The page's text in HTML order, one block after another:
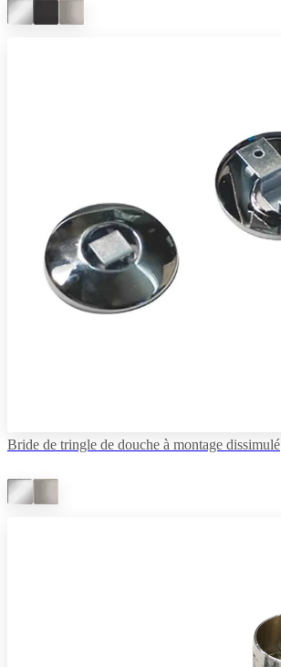
Bride de tringle de douche à montage dissimulé